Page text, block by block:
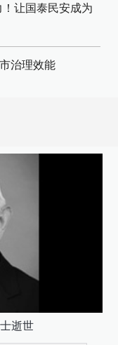
！让国泰民安成为
治理效能
逝世